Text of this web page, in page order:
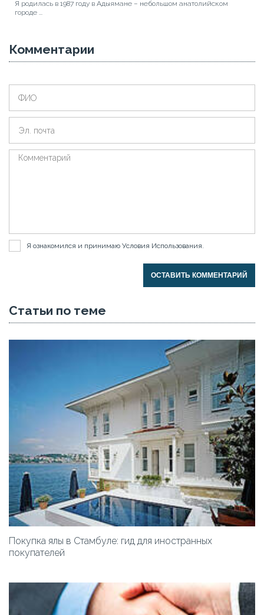
Я родилась в 1987 году в Адыямане – небольшом анатолийском
городе ...
Комментарии
Я ознакомился и принимаю Условия Использования.
ОСТАВИТЬ КОММЕНТАРИЙ
Статьи по теме
Покупка ялы в Стамбуле: гид для иностранных
покупателей